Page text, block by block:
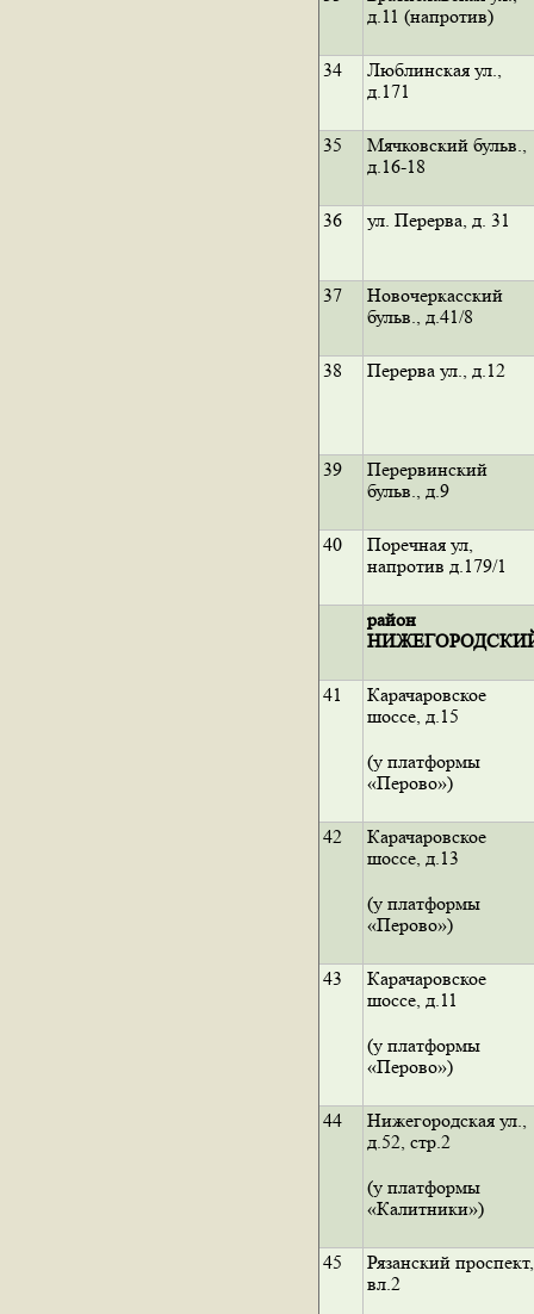
д.11 (напротив)
34
Люблинская ул.,
д.171
35
Мячковский бульв.,
д.16-18
36 ул. Перерва, д. 31
37
Новочеркасский
бульв., д.41/8
38 Перерва ул., д.12
39
Перервинский
бульв., д.9
40
Поречная ул,
напротив д.179/1
район
41
Карачаровское
шоссе, д.15
(у платформы
«Перово»)
42
Карачаровское
шоссе, д.13
(у платформы
«Перово»)
43
Карачаровское
шоссе, д.11
(у платформы
«Перово»)
44
Нижегородская ул.,
д.52, стр.2
(у платформы
«Калитники»)
45
Рязанский проспект,
вл.2